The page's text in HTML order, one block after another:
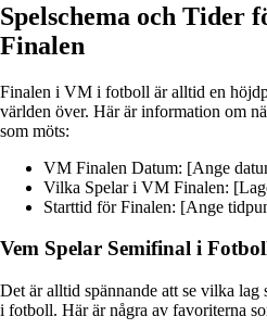
Spelschema och Tider
Finalen
Finalen i VM i fotboll är alltid en
världen över. Här är information om
som möts:
VM Finalen Datum: [Ange
Vilka Spelar i VM Finalen:
Starttid för Finalen: [Ange
Vem Spelar Semifinal i
Det är alltid spännande att se vilka
i fotboll. Här är några av favoriterna